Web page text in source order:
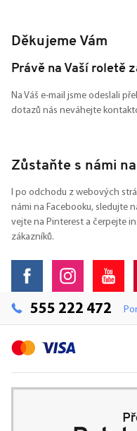
Děkujeme Vám
Právě na Vaší roletě
Na Váš e-mail jsme odeslali
dotazů nás neváhejte
Zůstaňte s námi
I po odchodu z webových
námi na Facebooku, sledujte
vejte na Pinterest a čerpejte
zákazníků.
555 222 472